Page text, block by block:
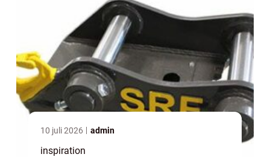
10 juli 2026 admin
inspiration